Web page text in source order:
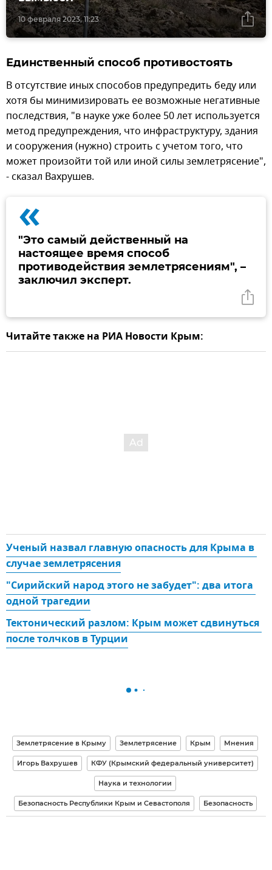
10 февраля 2023, 11:23
Единственный способ противостоять
В отсутствие иных способов предупредить беду или
хотя бы минимизировать ее возможные негативные
последствия, "в науке уже более 50 лет используется
метод предупреждения, что инфраструктуру, здания
и сооружения (нужно) строить с учетом того, что
может произойти той или иной силы землетрясение",
- сказал Вахрушев.
«
"Это самый действенный на
настоящее время способ
противодействия землетрясениям", –
заключил эксперт.
Читайте также на РИА Новости Крым:
Ученый назвал главную опасность для Крыма в
случае землетрясения
"Сирийский народ этого не забудет": два итога
одной трагедии
Тектонический разлом: Крым может сдвинуться
после толчков в Турции
Землетрясение в Крыму Землетрясение Крым Мнения
Игорь Вахрушев КФУ (Крымский федеральный университет)
Наука и технологии
Безопасность Республики Крым и Севастополя Безопасность